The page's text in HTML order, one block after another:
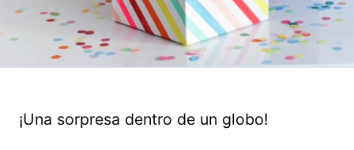
¡Una sorpresa dentro de un globo!